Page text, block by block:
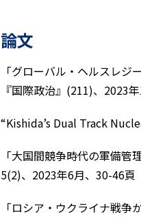
論文
「グローバル・ヘルスレ
『国際政治』(211)、2023
“Kishida’s Dual Track
「大国間競争時代の軍備
5(2)、2023年6月、30-46頁
「ロシア・ウクライナ戦